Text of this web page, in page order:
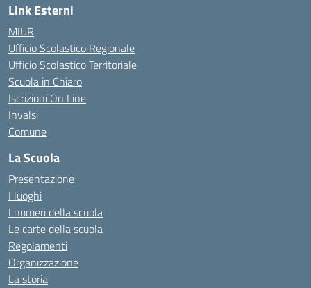
Link Esterni
MIUR
Ufficio Scolastico Regionale
Ufficio Scolastico Territoriale
Scuola in Chiaro
Iscrizioni On Line
Invalsi
Comune
La Scuola
Presentazione
I luoghi
I numeri della scuola
Le carte della scuola
Regolamenti
Organizzazione
La storia